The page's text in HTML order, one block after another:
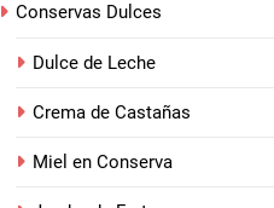
Conservas Dulces
Dulce de Leche
Crema de Castañas
Miel en Conserva